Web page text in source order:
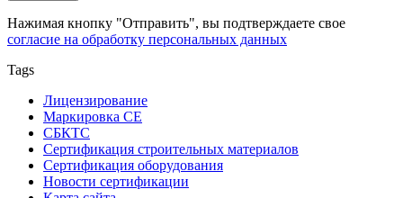
Нажимая кнопку "Отправить", вы подтверждаете свое
согласие на обработку персональных данных
Tags
Лицензирование
Маркировка СЕ
СБКТС
Сертификация строительных материалов
Сертификация оборудования
Новости сертификации